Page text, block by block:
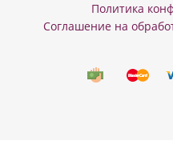
Политика
Соглашение на